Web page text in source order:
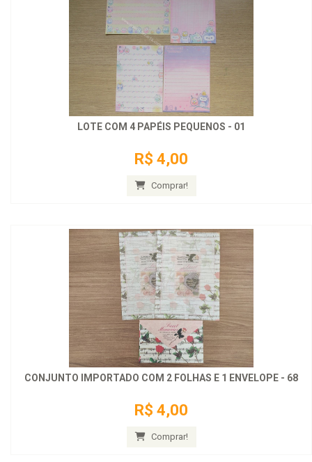
LOTE COM 4 PAPÉIS PEQUENOS - 01
R$ 4,00
Comprar!
CONJUNTO IMPORTADO COM 2 FOLHAS E 1 ENVELOPE - 68
R$ 4,00
Comprar!